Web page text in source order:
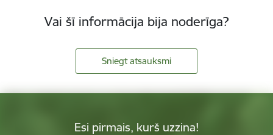
Vai šī informācija bija noderīga?
Sniegt atsauksmi
Esi pirmais, kurš uzzina!